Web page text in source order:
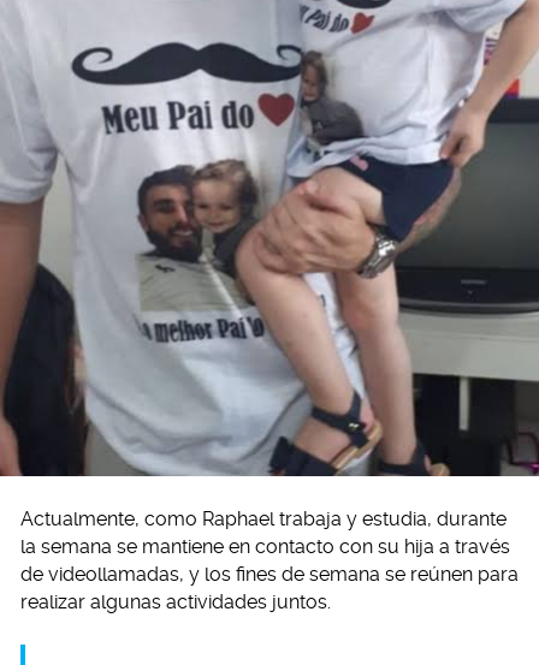
Actualmente, como Raphael trabaja y estudia, durante
la semana se mantiene en contacto con su hija a través
de videollamadas, y los fines de semana se reúnen para
realizar algunas actividades juntos.